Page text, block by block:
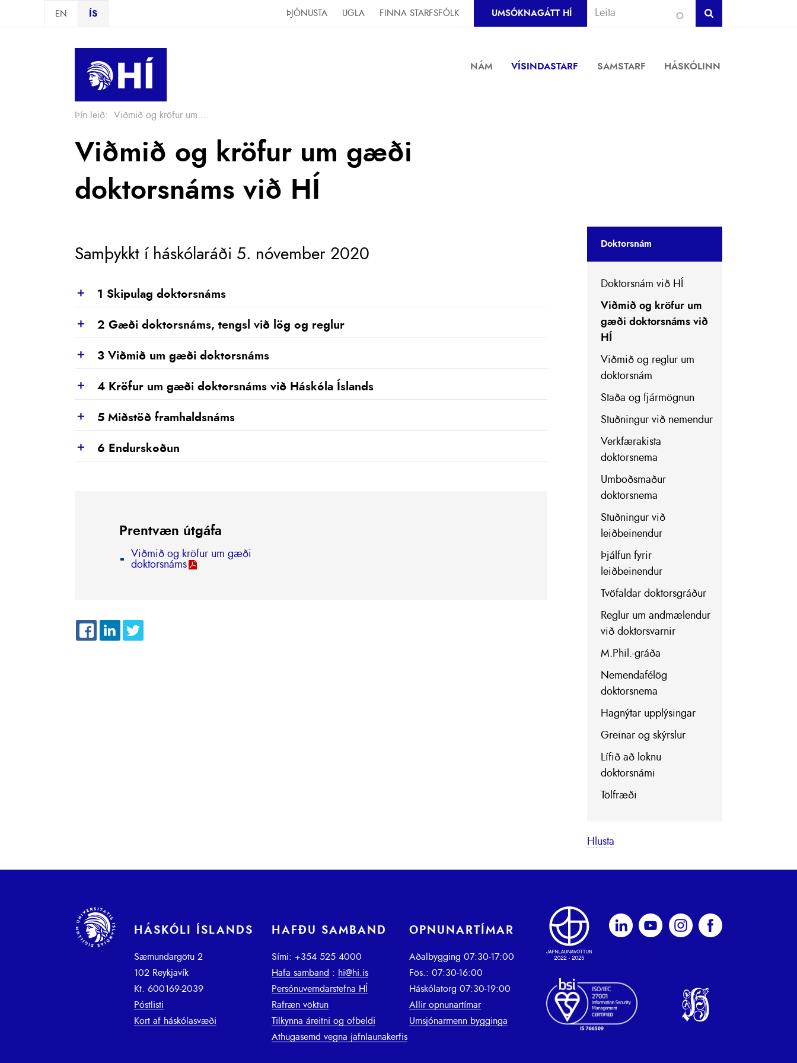
Skip to main content
EN ÍS UMSÓKNAGÁTT HÍ
FINNA STARFSFÓLK
UGLA
ÞJÓNUSTA
HÁSKÓLINN
SAMSTARF
VÍSINDASTARF
NÁM
Þín leið: Viðmið og kröfur um ...
Viðmið og kröfur um gæði
doktorsnáms við HÍ
Samþykkt í háskólaráði 5. nóvember 2020
Show1 Skipulag doktorsnáms
Show2 Gæði doktorsnáms, tengsl við lög og reglur
Show3 Viðmið um gæði doktorsnáms
Show4 Kröfur um gæði doktorsnáms við Háskóla Íslands
Show5 Miðstöð framhaldsnáms
Show6 Endurskoðun
Prentvæn útgáfa
Viðmið og kröfur um gæði
doktorsnáms
Doktorsnám
Doktorsnám við HÍ
Viðmið og kröfur um
gæði doktorsnáms við
HÍ
Viðmið og reglur um
doktorsnám
Staða og fjármögnun
Stuðningur við nemendur
Verkfærakista
doktorsnema
Umboðsmaður
doktorsnema
Stuðningur við
leiðbeinendur
Þjálfun fyrir
leiðbeinendur
Tvöfaldar doktorsgráður
Reglur um andmælendur
við doktorsvarnir
M.Phil.-gráða
Nemendafélög
doktorsnema
Hagnýtar upplýsingar
Greinar og skýrslur
Lífið að loknu
doktorsnámi
Tölfræði
Hlusta
HÁSKÓLI ÍSLANDS
Sæmundargötu 2
102 Reykjavík
Kt. 600169-2039
Póstlisti
Kort af háskólasvæði
HAFÐU SAMBAND
Sími: +354 525 4000
Hafa samband : hi@hi.is
Persónuverndarstefna HÍ
Rafræn vöktun
Tilkynna áreitni og ofbeldi
Athugasemd vegna jafnlaunakerfis
OPNUNARTÍMAR
Aðalbygging 07:30-17:00
Fös.: 07:30-16:00
Háskólatorg 07:30-19:00
Allir opnunartímar
Umsjónarmenn bygginga